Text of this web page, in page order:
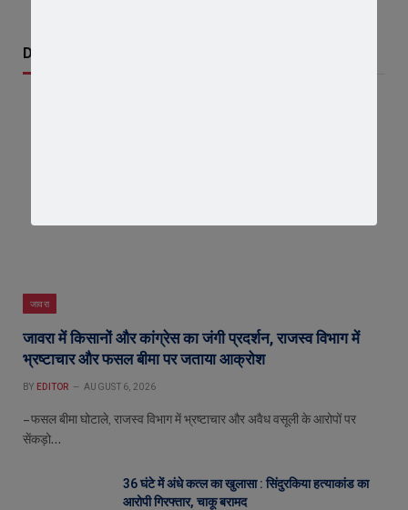
Don't Miss
जावरा
जावरा में किसानों और कांग्रेस का जंगी प्रदर्शन, राजस्व विभाग में
भ्रष्टाचार और फसल बीमा पर जताया आक्रोश
BY EDITOR AUGUST 6, 2026
– फसल बीमा घोटाले, राजस्व विभाग में भ्रष्टाचार और अवैध वसूली के आरोपों पर
सेंकड़ो…
36 घंटे में अंधे कत्ल का खुलासा : सिंदुरकिया हत्याकांड का
आरोपी गिरफ्तार, चाकू बरामद